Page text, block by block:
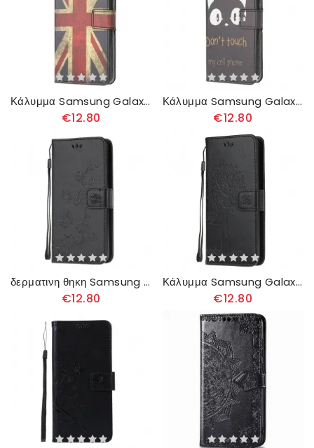
Κάλυμμα Samsung Galaxy A51 Σημαία Αγγλίας
€12.80
Κάλυμμα Samsung Galaxy A51 Μην Αγγίζετε Το Κινητό Μου
€12.80
δερματινη θηκη Samsung Galaxy A51 με κορδονι Λουράκι Για Πεταλούδες Και Λουλούδια
€12.80
Κάλυμμα Samsung Galaxy A51 με κορδονι Δέντρο Και Strappy Owls
€12.80